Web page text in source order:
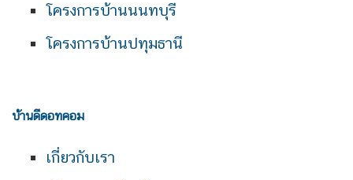
โครงการบ้านนนทบุรี
โครงการบ้านปทุมธานี
บ้านดีดอทคอม
เกี่ยวกับเรา